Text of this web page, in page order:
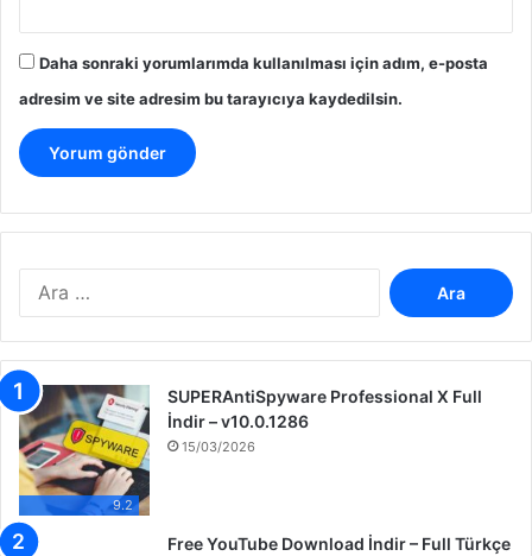
Daha sonraki yorumlarımda kullanılması için adım, e-posta
adresim ve site adresim bu tarayıcıya kaydedilsin.
:
9.2
SUPERAntiSpyware Professional X Full
İndir – v10.0.1286
15/03/2026
Free YouTube Download İndir – Full Türkçe